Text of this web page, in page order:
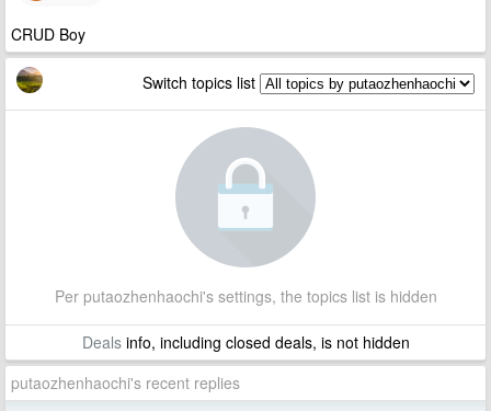
CRUD Boy
Switch topics list
Per putaozhenhaochi's settings, the topics list is hidden
Dealsinfo, including closed deals, is not hidden
putaozhenhaochi's recent replies